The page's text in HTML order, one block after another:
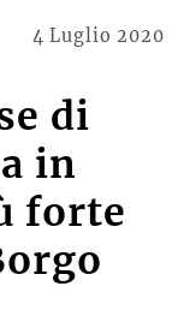
4 Luglio 2020
di
in
forte